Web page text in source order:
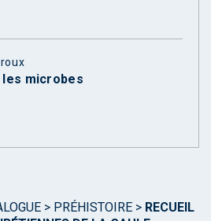
les microbes
> PRÉHISTOIRE > RECUEIL